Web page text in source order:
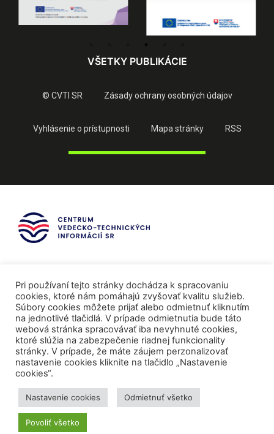
VŠETKY PUBLIKÁCIE
© CVTI SR Zásady ochrany osobných údajov
Vyhlásenie o prístupnosti Mapa stránky RSS
Mediálni partneri
Pri používaní tejto stránky dochádza k spracovaniu
cookies, ktoré nám pomáhajú zvyšovať kvalitu služieb.
Súbory cookies môžete prijať alebo odmietnuť kliknutím
na jednotlivé tlačidlá. V prípade odmietnutia bude táto
webová stránka spracovávať iba nevyhnuté cookies,
ktoré slúžia na zabezpečenie riadnej funkcionality
stránky. V prípade, že máte záujem perzonalizovať
nastavenie cookies kliknite na tlačidlo „Nastavenie
cookies“.
Nastavenie cookies Odmietnuť všetko
Povoliť všetko